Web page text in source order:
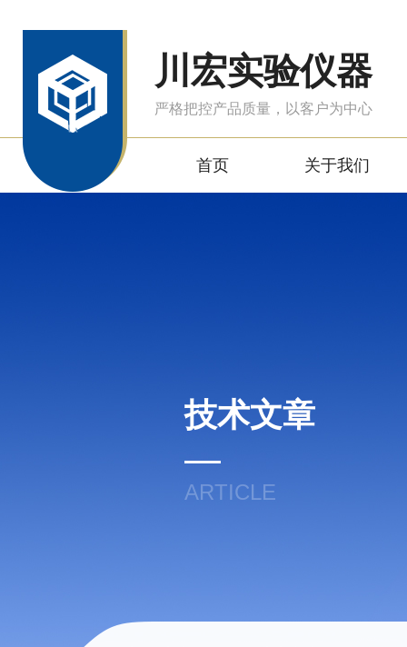
川宏实验仪器
严格把控产品质量，以客户为中心
首页 关于我们
技术文章
ARTICLE